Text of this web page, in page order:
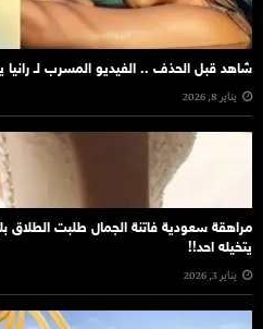
شاهد قبل الحذف .. الفيديو المسرب لـ
يناير 8, 2026
مراهقة سعودية فاتنة الجمال طلبت
يتخيله احد!!
يناير 3, 2026